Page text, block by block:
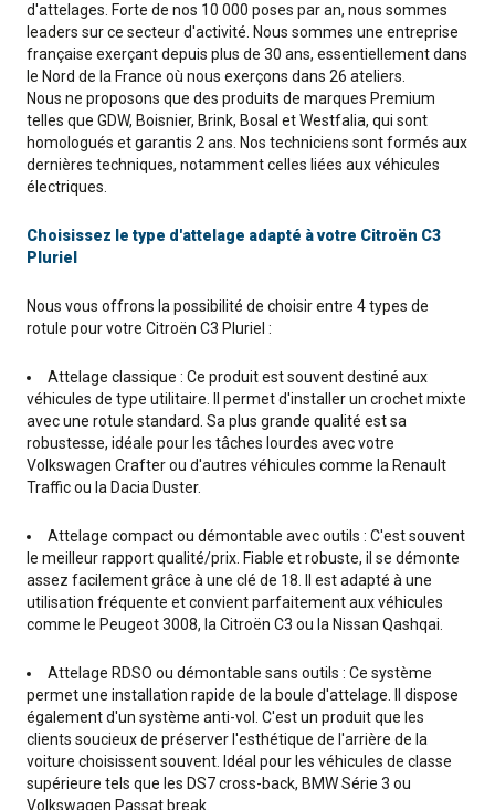
d'attelages. Forte de nos 10 000 poses par an, nous sommes
leaders sur ce secteur d'activité. Nous sommes une entreprise
française exerçant depuis plus de 30 ans, essentiellement dans
le Nord de la France où nous exerçons dans 26 ateliers.
Nous ne proposons que des produits de marques Premium
telles que GDW, Boisnier, Brink, Bosal et Westfalia, qui sont
homologués et garantis 2 ans. Nos techniciens sont formés aux
dernières techniques, notamment celles liées aux véhicules
électriques.
Choisissez le type d'attelage adapté à votre Citroën C3
Pluriel
Nous vous offrons la possibilité de choisir entre 4 types de
rotule pour votre Citroën C3 Pluriel :
Attelage classique : Ce produit est souvent destiné aux
véhicules de type utilitaire. Il permet d'installer un crochet mixte
avec une rotule standard. Sa plus grande qualité est sa
robustesse, idéale pour les tâches lourdes avec votre
Volkswagen Crafter ou d'autres véhicules comme la Renault
Traffic ou la Dacia Duster.
Attelage compact ou démontable avec outils : C'est souvent
le meilleur rapport qualité/prix. Fiable et robuste, il se démonte
assez facilement grâce à une clé de 18. Il est adapté à une
utilisation fréquente et convient parfaitement aux véhicules
comme le Peugeot 3008, la Citroën C3 ou la Nissan Qashqai.
Attelage RDSO ou démontable sans outils : Ce système
permet une installation rapide de la boule d'attelage. Il dispose
également d'un système anti-vol. C'est un produit que les
clients soucieux de préserver l'esthétique de l'arrière de la
voiture choisissent souvent. Idéal pour les véhicules de classe
supérieure tels que les DS7 cross-back, BMW Série 3 ou
Volkswagen Passat break.